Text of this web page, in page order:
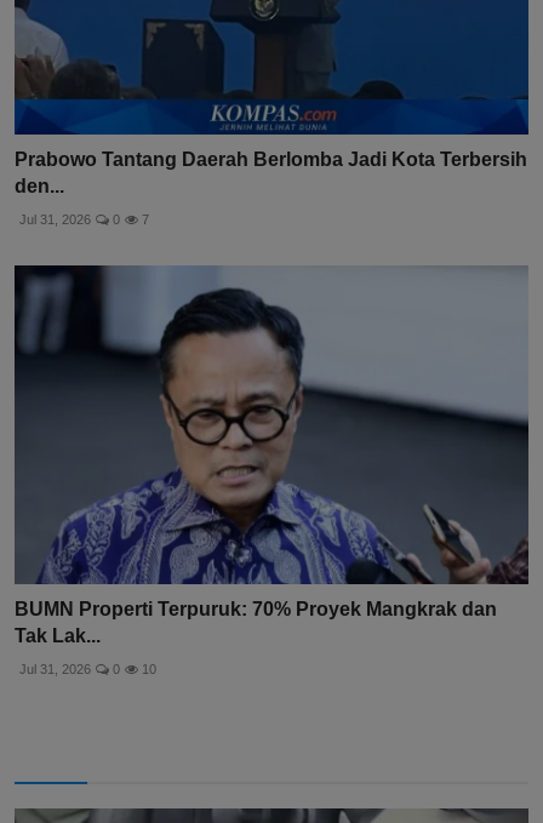
Prabowo Tantang Daerah Berlomba Jadi Kota Terbersih
den...
Jul 31, 2026 0 7
BUMN Properti Terpuruk: 70% Proyek Mangkrak dan
Tak Lak...
Jul 31, 2026 0 10